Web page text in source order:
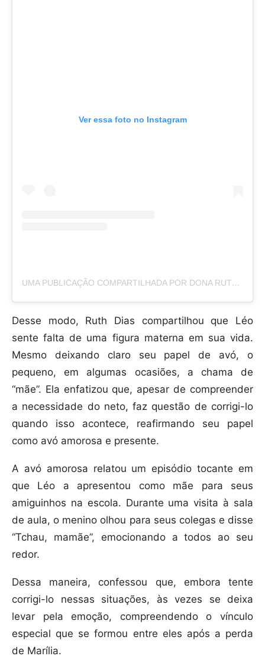
Ver essa foto no Instagram
UMA PUBLICAÇÃO COMPARTILHADA POR DONA RUTH (@DONARUTHOFICIAL)
Desse modo, Ruth Dias compartilhou que Léo
sente falta de uma figura materna em sua vida.
Mesmo deixando claro seu papel de avó, o
pequeno, em algumas ocasiões, a chama de
“mãe”. Ela enfatizou que, apesar de compreender
a necessidade do neto, faz questão de corrigi-lo
quando isso acontece, reafirmando seu papel
como avó amorosa e presente.
A avó amorosa relatou um episódio tocante em
que Léo a apresentou como mãe para seus
amiguinhos na escola. Durante uma visita à sala
de aula, o menino olhou para seus colegas e disse
“Tchau, mamãe”, emocionando a todos ao seu
redor.
Dessa maneira, confessou que, embora tente
corrigi-lo nessas situações, às vezes se deixa
levar pela emoção, compreendendo o vínculo
especial que se formou entre eles após a perda
de Marília.